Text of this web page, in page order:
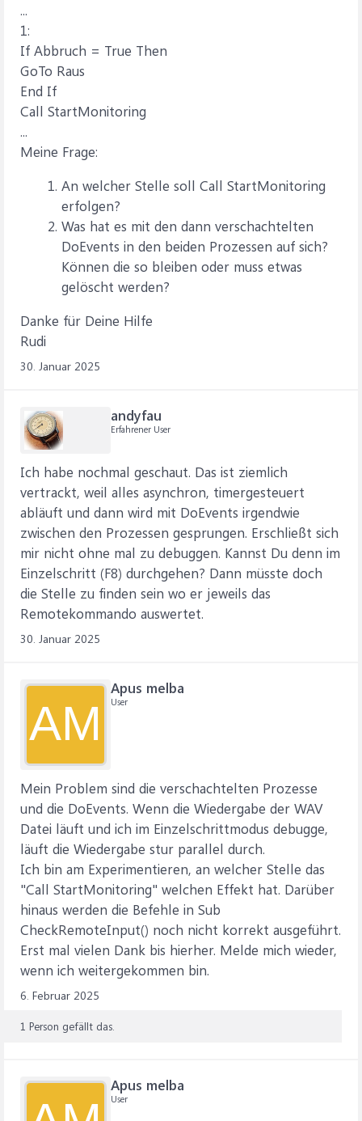
...
1:
If Abbruch = True Then
GoTo Raus
End If
Call StartMonitoring
...
Meine Frage:
An welcher Stelle soll Call StartMonitoring
erfolgen?
Was hat es mit den dann verschachtelten
DoEvents in den beiden Prozessen auf sich?
Können die so bleiben oder muss etwas
gelöscht werden?
Danke für Deine Hilfe
Rudi
30. Januar 2025
andyfau
Erfahrener User
Ich habe nochmal geschaut. Das ist ziemlich
vertrackt, weil alles asynchron, timergesteuert
abläuft und dann wird mit DoEvents irgendwie
zwischen den Prozessen gesprungen. Erschließt sich
mir nicht ohne mal zu debuggen. Kannst Du denn im
Einzelschritt (F8) durchgehen? Dann müsste doch
die Stelle zu finden sein wo er jeweils das
Remotekommando auswertet.
30. Januar 2025
AM
Apus melba
User
Mein Problem sind die verschachtelten Prozesse
und die DoEvents. Wenn die Wiedergabe der WAV
Datei läuft und ich im Einzelschrittmodus debugge,
läuft die Wiedergabe stur parallel durch.
Ich bin am Experimentieren, an welcher Stelle das
"Call StartMonitoring" welchen Effekt hat. Darüber
hinaus werden die Befehle in Sub
CheckRemoteInput() noch nicht korrekt ausgeführt.
Erst mal vielen Dank bis hierher. Melde mich wieder,
wenn ich weitergekommen bin.
6. Februar 2025
1 Person gefällt das.
Apus melba
User